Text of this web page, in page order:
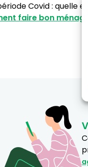
Covid : quelle
faire bon ménage